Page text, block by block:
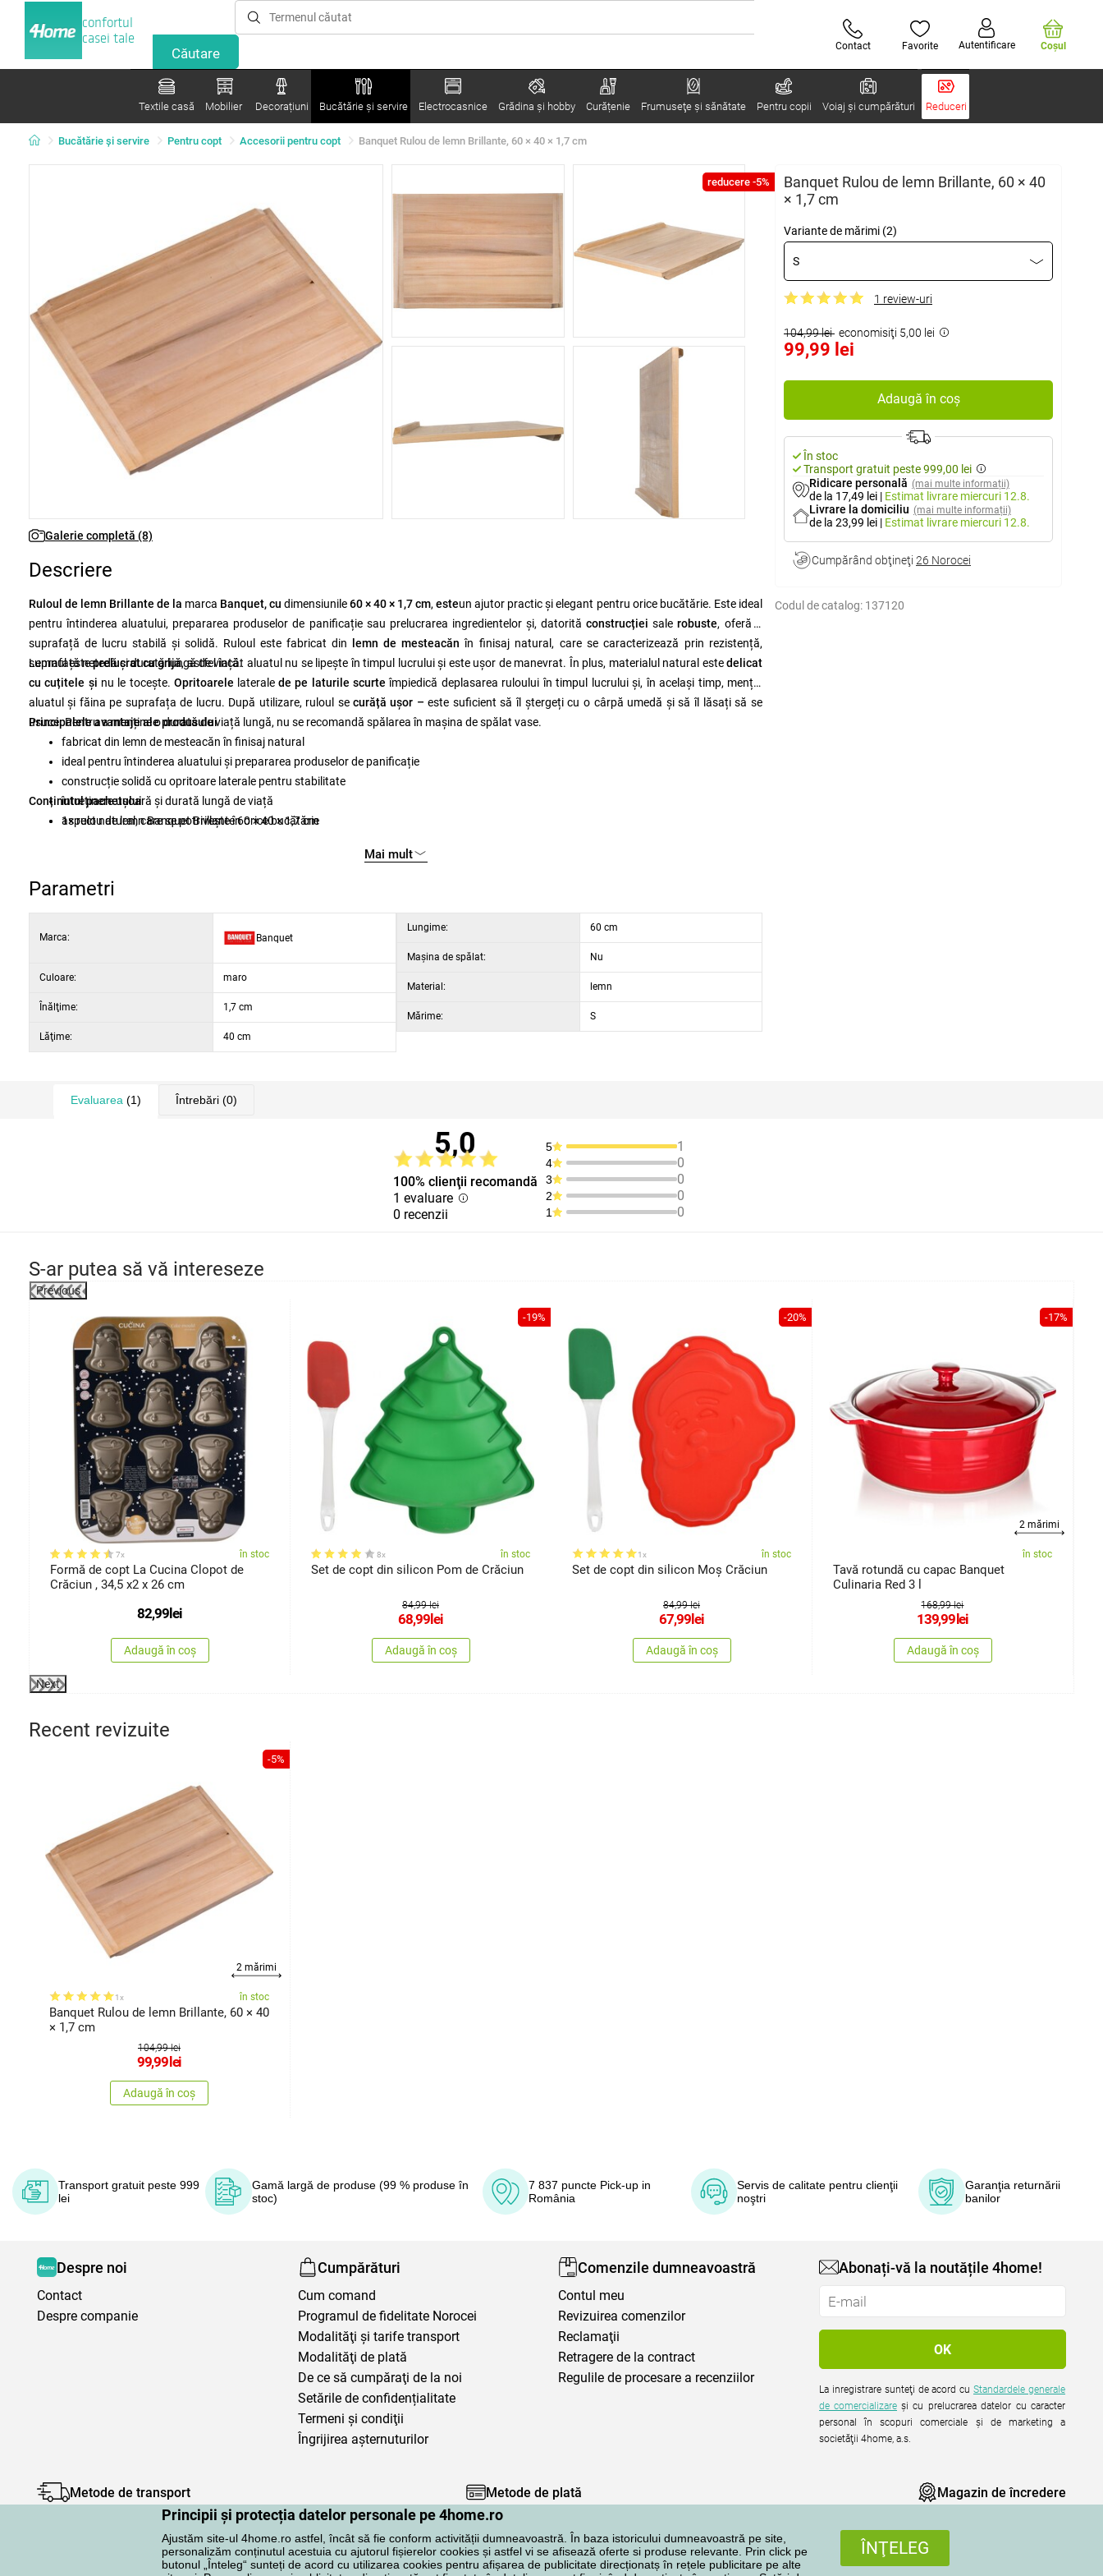
Principii și protecția datelor personale pe 4home.ro
Ajustăm site-ul 4home.ro astfel, încât să fie conform activității dumneavoastră. În baza istoricului dumneavoastră pe site,
personalizăm conținutul acestuia cu ajutorul fișierelor cookies și astfel vi se afisează oferte si produse relevante. Prin click pe
butonul „Înteleg“ sunteți de acord cu utilizarea cookies pentru afișarea de publicitate direcționatș în rețele publicitare pe alte
ÎNŢELEG
confortul
casei tale
Contact Favorite Autentificare Coşul
Textile casă Mobilier Decorațiuni Bucătărie și servire Electrocasnice Grădina şi hobby Curățenie Frumuseţe şi sănătate Pentru copii Voiaj și cumpărături Reduceri
Bucătărie și servire Pentru copt Accesorii pentru copt Banquet Rulou de lemn Brillante, 60 × 40 × 1,7 cm
reducere -5%
Galerie completă (8)
Banquet Rulou de lemn Brillante, 60 × 40
× 1,7 cm
Variante de mărimi (2)
S
1 review-uri
104,99 lei economisiţi 5,00 lei
99,99 lei
Adaugă în coș
În stoc
Transport gratuit peste 999,00 lei
Ridicare personală (mai multe informații)
de la 17,49 lei | Estimat livrare miercuri 12.8.
Livrare la domiciliu (mai multe informații)
de la 23,99 lei | Estimat livrare miercuri 12.8.
Cumpărând obţineţi 26 Norocei
Codul de catalog: 137120
Descriere
Ruloul de lemn Brillante de la marca Banquet, cu dimensiunile60 × 40 × 1,7 cm, esteun ajutor practic și elegant pentru orice bucătărie. Este ideal
pentru întinderea aluatului, prepararea produselor de panificație sau prelucrarea ingredientelor și, datorită construcției sale robuste, oferă o
suprafață de lucru stabilă și solidă. Ruloul este fabricat din lemn de mesteacăn în finisaj natural, care se caracterizează prin rezistență,
suprafață netedă și durată lungă de viață.
Lemnul esteprelucrat cu grijă, astfel încât aluatul nu se lipește în timpul lucrului și este ușor de manevrat. În plus, materialul natural estedelicat
cu cuțitele și nu le tocește. Opritoarele laterale de pe laturile scurte împiedică deplasarea ruloului în timpul lucrului și, în același timp, mențin
aluatul și făina pe suprafața de lucru. După utilizare, ruloul se curăță ușor – este suficient să îl ștergeți cu o cârpă umedă și să îl lăsați să se
usuce. Pentru a menține o durată de viață lungă, nu se recomandă spălarea în mașina de spălat vase.
Principalele avantaje ale produsului
fabricat din lemn de mesteacăn în finisaj natural
ideal pentru întinderea aluatului și prepararea produselor de panificație
construcție solidă cu opritoare laterale pentru stabilitate
întreținere ușoară și durată lungă de viață
aspect natural, care se potrivește în orice bucătărie
Conținutul pachetului
1× rulou de lemn Banquet Brillante 60 × 40 × 1,7 cm
Mai mult
Parametri
Marca: Banquet
Culoare: maro
Înălţime: 1,7 cm
Lăţime: 40 cm
Lungime: 60 cm
Maşina de spălat: Nu
Material: lemn
Mărime: S
Evaluarea (1) Întrebări (0)
5,0
100% clienţii recomandă
1 evaluare
0 recenzii
5 1
4 0
3 0
2 0
1 0
S-ar putea să vă intereseze
Previous
7x în stoc
Formă de copt La Cucina Clopot de
Crăciun , 34,5 x2 x 26 cm
82,99lei
Adaugă în coș
-19%
8x în stoc
Set de copt din silicon Pom de Crăciun
84,99 lei
68,99lei
Adaugă în coș
-20%
1x în stoc
Set de copt din silicon Moș Crăciun
84,99 lei
67,99lei
Adaugă în coș
-17%
2 mărimi
în stoc
Tavă rotundă cu capac Banquet
Culinaria Red 3 l
168,99 lei
139,99lei
Adaugă în coș
Next
Recent revizuite
-5%
2 mărimi
1x în stoc
Banquet Rulou de lemn Brillante, 60 × 40
× 1,7 cm
104,99 lei
99,99lei
Adaugă în coș
Transport gratuit peste 999
lei
Gamă largă de produse (99 % produse în
stoc)
7 837 puncte Pick-up in
România
Servis de calitate pentru clienţii
noştri
Garanţia returnării
banilor
Despre noi
Contact
Despre companie
Cumpărături
Cum comand
Programul de fidelitate Norocei
Modalităţi şi tarife transport
Modalităţi de plată
De ce să cumpăraţi de la noi
Setările de confidențialitate
Termeni şi condiţii
Îngrijirea așternuturilor
Comenzile dumneavoastră
Contul meu
Revizuirea comenzilor
Reclamaţii
Retragere de la contract
Regulile de procesare a recenziilor
Abonați-vă la noutățile 4home!
La inregistrare sunteţi de acord cuStandardele generale
de comercializare şi cu prelucrarea datelor cu caracter
personal în scopuri comerciale şi de marketing a
societăţii 4home, a.s.
Metode de transport Metode de plată Magazin de încredere